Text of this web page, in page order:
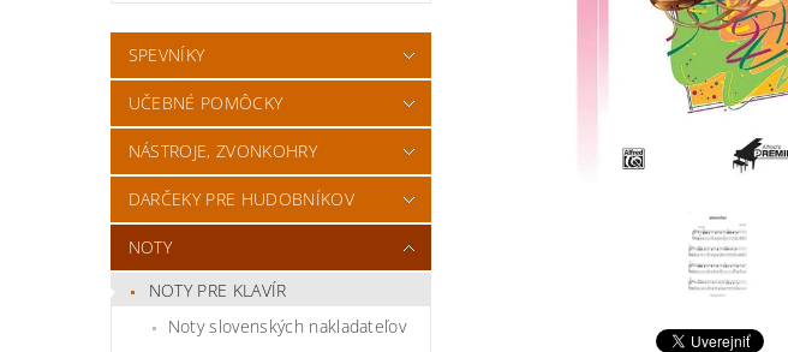
SPEVNÍKY
UČEBNÉ POMÔCKY
NÁSTROJE, ZVONKOHRY
DARČEKY PRE HUDOBNÍKOV
NOTY
NOTY PRE KLAVÍR
Noty slovenských nakladateľov